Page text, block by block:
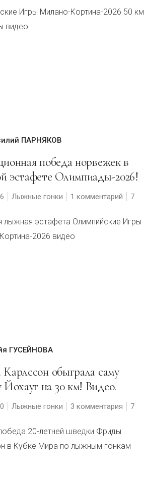
Игры Милано-Кортина-2026 50 км
видео
ПАРНЯКОВ
эстафете Олимпиады-2026!
Лыжные гонки 1 комментарий 7
лыжная эстафета Олимпийские Игры
2026 видео
ГУСЕЙНОВА
Йохауг на 30 км! Видео.
Лыжные гонки 3 комментария 7
20-летней шведки Фриды
в Кубке Мира по лыжным гонкам